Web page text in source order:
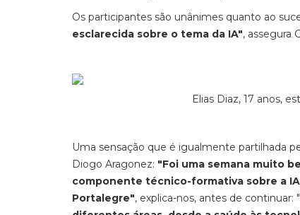
Os participantes são unânimes quanto ao
esclarecida sobre o tema da IA", assegura
Elias Diaz, 17 anos,
Uma sensação que é igualmente partilhada
Diogo Aragonez: "Foi uma semana muito
componente técnico-formativa sobre a
Portalegre", explica-nos, antes de continuar: "